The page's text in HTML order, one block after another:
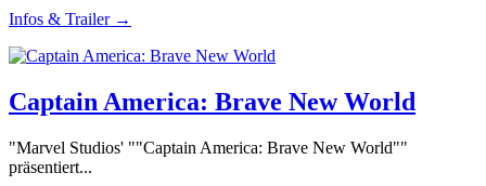
Infos & Trailer →
Captain America: Brave New World
"Marvel Studios' ""Captain America: Brave New World""
präsentiert...